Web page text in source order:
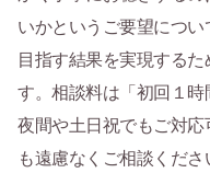
いかというご要望につい
目指す結果を実現する
す。相談料は「初回１時
夜間や土日祝でもご対
も遠慮なくご相談くださ